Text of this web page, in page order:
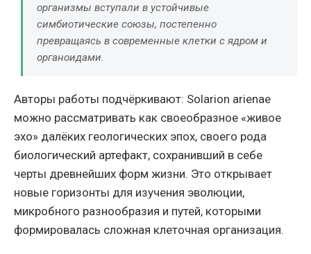
организмы вступали в устойчивые
симбиотические союзы, постепенно
превращаясь в современные клетки с ядром и
органоидами.
Авторы работы подчёркивают: Solarion arienae
можно рассматривать как своеобразное «живое
эхо» далёких геологических эпох, своего рода
биологический артефакт, сохранивший в себе
черты древнейших форм жизни. Это открывает
новые горизонты для изучения эволюции,
микробного разнообразия и путей, которыми
формировалась сложная клеточная организация.